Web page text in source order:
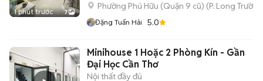
1 phút trước 7
Phường Phú Hữu (Quận 9 cũ) (P. Long Trường
Đặng Tuấn Hải 5.0
Minihouse 1 Hoặc 2 Phòng Kín - Gần
Đại Học Cần Thơ
Nội thất đầy đủ